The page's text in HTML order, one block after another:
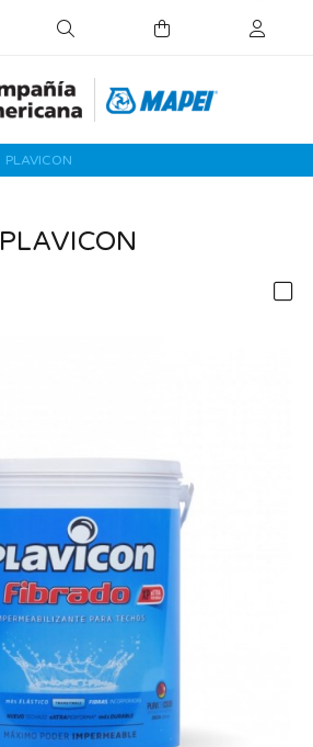
PLAVICON
PLAVICON